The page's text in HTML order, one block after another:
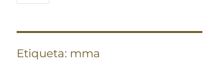
Etiqueta: mma